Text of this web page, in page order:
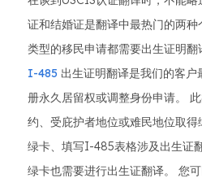
证和结婚证是翻译中最热门的两
类型的移民申请都需要出生证明
I-485 出生证明翻译是我们的客
册永久居留权或调整身份申请。
约、受庇护者地位或难民地位取
绿卡、填写I-485表格涉及出生证
绿卡也需要进行出生证翻译。 您